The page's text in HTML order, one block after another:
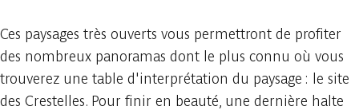
Ces paysages très ouverts vous permettront de profiter
des nombreux panoramas dont le plus connu où vous
trouverez une table d'interprétation du paysage : le site
des Crestelles. Pour finir en beauté, une dernière halte